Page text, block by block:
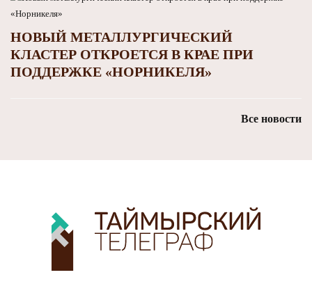
НОВЫЙ МЕТАЛЛУРГИЧЕСКИЙ
КЛАСТЕР ОТКРОЕТСЯ В КРАЕ ПРИ
ПОДДЕРЖКЕ «НОРНИКЕЛЯ»
Все новости